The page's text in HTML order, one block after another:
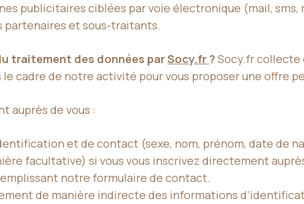
publicitaires ciblées par voie électronique (mail,
partenaires et sous-traitants.
traitement des données parSocy.fr ?Socy.fr collecte
le cadre de notre activité pour vous proposer une offre
auprès de vous :
et de contact (sexe, nom, prénom, date de
facultative) si vous vous inscrivez directement
notre formulaire de contact.
de manière indirecte des informations